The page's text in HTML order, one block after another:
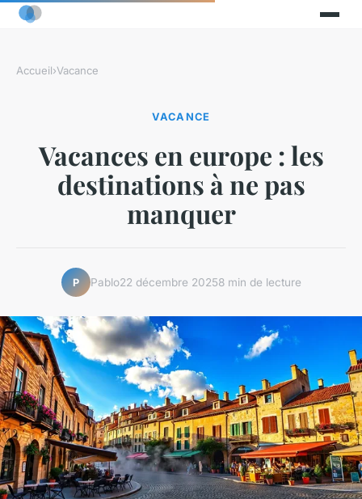
Accueil›Vacance
VACANCE
Vacances en europe : les
destinations à ne pas
manquer
P Pablo22 décembre 20258 min de lecture